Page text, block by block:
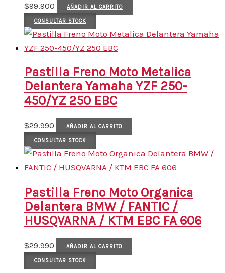
$99.900 AÑADIR AL CARRITO
CONSULTAR STOCK
Pastilla Freno Moto Metalica
Delantera Yamaha YZF 250-
450/YZ 250 EBC
$29.990 AÑADIR AL CARRITO
CONSULTAR STOCK
Pastilla Freno Moto Organica
Delantera BMW / FANTIC /
HUSQVARNA / KTM EBC FA 606
$29.990 AÑADIR AL CARRITO
CONSULTAR STOCK